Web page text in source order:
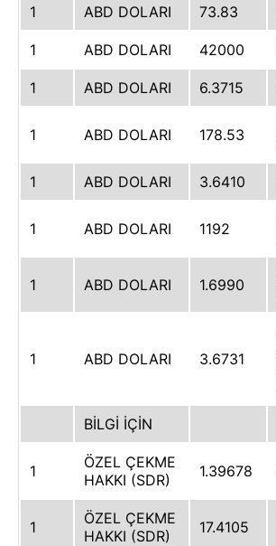
1 ABD DOLARI 73.83
1 ABD DOLARI 42000
1 ABD DOLARI 6.3715
1 ABD DOLARI 178.53
1 ABD DOLARI 3.6410
1 ABD DOLARI 1192
1 ABD DOLARI 1.6990
1 ABD DOLARI 3.6731
BİLGİ İÇİN
1
ÖZEL ÇEKME
HAKKI (SDR)
1.39678
1
ÖZEL ÇEKME
HAKKI (SDR)
17.4105